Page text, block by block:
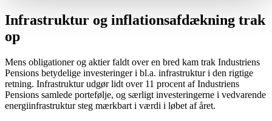
Infrastruktur og inflationsafdækning trak
op
Mens obligationer og aktier faldt over en bred kam trak Industriens
Pensions betydelige investeringer i bl.a. infrastruktur i den rigtige
retning. Infrastruktur udgør lidt over 11 procent af Industriens
Pensions samlede portefølje, og særligt investeringerne i vedvarende
energiinfrastruktur steg mærkbart i værdi i løbet af året.